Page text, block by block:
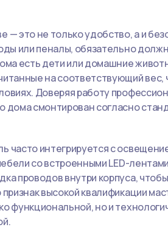
— это не только удобство, а и
или пеналы, обязательно
есть дети или домашние
на соответствующий вес,
Доверяя работу
дома смонтирован согласно
часто интегрируется с
со встроенными LED-
проводов внутри корпуса,
высокой квалификации
функциональной, но и